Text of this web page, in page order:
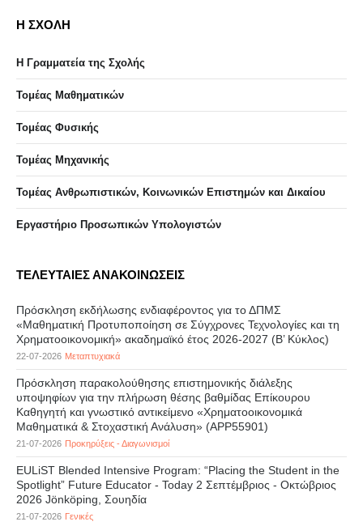
Η ΣΧΟΛΗ
Η Γραμματεία της Σχολής
Τομέας Μαθηματικών
Τομέας Φυσικής
Τομέας Μηχανικής
Τομέας Ανθρωπιστικών, Κοινωνικών Επιστημών και Δικαίου
Eργαστήριo Προσωπικών Υπολογιστών
ΤΕΛΕΥΤΑΙΕΣ ΑΝΑΚΟΙΝΩΣΕΙΣ
Πρόσκληση εκδήλωσης ενδιαφέροντος για το ΔΠΜΣ
«Μαθηματική Προτυποποίηση σε Σύγχρονες Τεχνολογίες και τη
Χρηματοοικονομική» ακαδημαϊκό έτος 2026-2027 (B’ Kύκλος)
22-07-2026 Μεταπτυχιακά
Πρόσκληση παρακολούθησης επιστημονικής διάλεξης
υποψηφίων για την πλήρωση θέσης βαθμίδας Επίκουρου
Καθηγητή και γνωστικό αντικείμενο «Χρηματοοικονομικά
Μαθηματικά & Στοχαστική Ανάλυση» (APP55901)
21-07-2026 Προκηρύξεις - Διαγωνισμοί
EULiST Blended Intensive Program: “Placing the Student in the
Spotlight” Future Educator - Today 2 Σεπτέμβριος - Οκτώβριος
2026 Jönköping, Σουηδία
21-07-2026 Γενικές